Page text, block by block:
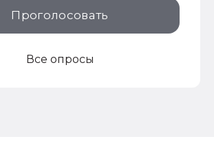
Проголосовать
Все опросы